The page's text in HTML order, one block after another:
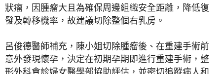
狀瘤，因腫瘤大且為確保周邊組織安全距離，降低復
發及轉移機率，故建議切除整個右乳房。
呂俊德醫師補充，陳小姐切除腫瘤後、在重建手術前
意外發現懷孕，決定在初期孕期即進行重建手術，整
形外科會診婦女醫學部協助評估，並密切追蹤病人和